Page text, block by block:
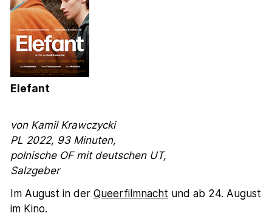
Elefant
von Kamil Krawczycki
PL 2022, 93 Minuten,
polnische OF mit deutschen UT,
Salzgeber
Im August in derQueerfilmnacht und ab 24. August
im Kino.